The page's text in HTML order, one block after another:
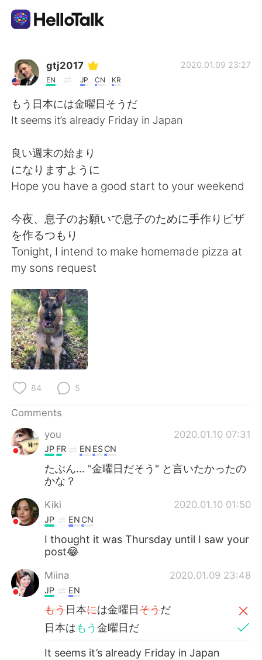
Language Exchange App
English
简体中文
Français
日本語
Русский
Indonesia
Türkçe
Português
gtj2017
EN JP CN KR
2020.01.09 23:27
もう日本には金曜日そうだ
It seems it’s already Friday in Japan
良い週末の始まり
になりますように
Hope you have a good start to your weekend
今夜、息子のお願いで息子のために手作りピザ
を作るつもり
Tonight, I intend to make homemade pizza at
my sons request
84 5
Comments
you
2020.01.10 07:31
JP FR EN ESCN
たぶん… "金曜日だそう" と言いたかったの
かな？
Kiki 2020.01.10 01:50
JP EN CN
I thought it was Thursday until I saw your
post😂
Miina 2020.01.09 23:48
JP EN
もう日本には金曜日そうだ
日本はもう金曜日だ
It seems it’s already Friday in Japan